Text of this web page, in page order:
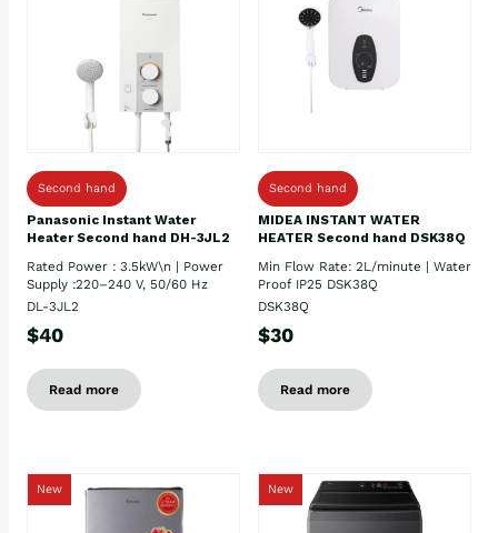
Second hand
Panasonic Instant Water
Heater Second hand DH-3JL2
Rated Power : 3.5kW\n | Power
Supply :220–240 V, 50/60 Hz
DL-3JL2
$40
Read more
Second hand
MIDEA INSTANT WATER
HEATER Second hand DSK38Q
Min Flow Rate: 2L/minute | Water
Proof IP25 DSK38Q
DSK38Q
$30
Read more
New New